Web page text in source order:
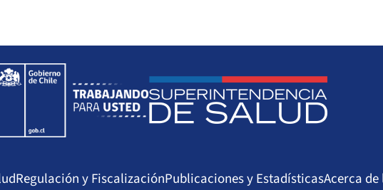
Pública, informen a sus afiliados/as sobre la creación
derecho y que consiste en la cobertura del valor total de las
de alto costo de que se trate.
Resolver controversias sometidas al conocimiento de la Intendencia
Regulación y FiscalizaciónPublicaciones y EstadísticasAcerca